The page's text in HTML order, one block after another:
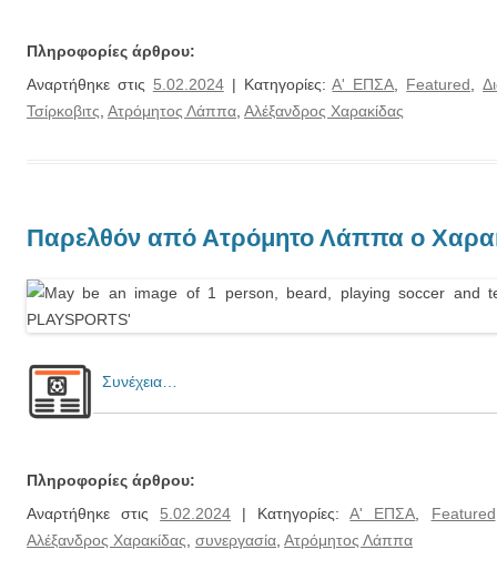
Πληροφορίες άρθρου:
Αναρτήθηκε στις 5.02.2024| Κατηγορίες:Α' ΕΠΣΑ, Featured,
Τσίρκοβιτς, Ατρόμητος Λάππα, Αλέξανδρος Χαρακίδας
Παρελθόν από Ατρόμητο Λάππα ο
Συνέχεια…
Πληροφορίες άρθρου:
Αναρτήθηκε στις 5.02.2024 | Κατηγορίες:Α' ΕΠΣΑ, Featured
Αλέξανδρος Χαρακίδας, συνεργασία, Ατρόμητος Λάππα